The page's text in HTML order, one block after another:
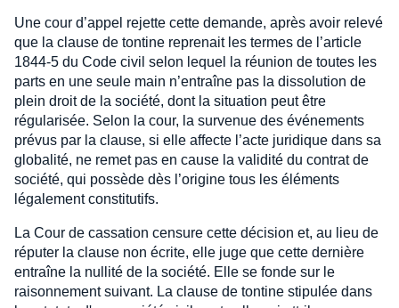
Une cour d’appel rejette cette demande, après avoir relevé
que la clause de tontine reprenait les termes de l’article
1844-5 du Code civil selon lequel la réunion de toutes les
parts en une seule main n’entraîne pas la dissolution de
plein droit de la société, dont la situation peut être
régularisée. Selon la cour, la survenue des événements
prévus par la clause, si elle affecte l’acte juridique dans sa
globalité, ne remet pas en cause la validité du contrat de
société, qui possède dès l’origine tous les éléments
légalement constitutifs.
La Cour de cassation censure cette décision et, au lieu de
réputer la clause non écrite, elle juge que cette dernière
entraîne la nullité de la société. Elle se fonde sur le
raisonnement suivant. La clause de tontine stipulée dans